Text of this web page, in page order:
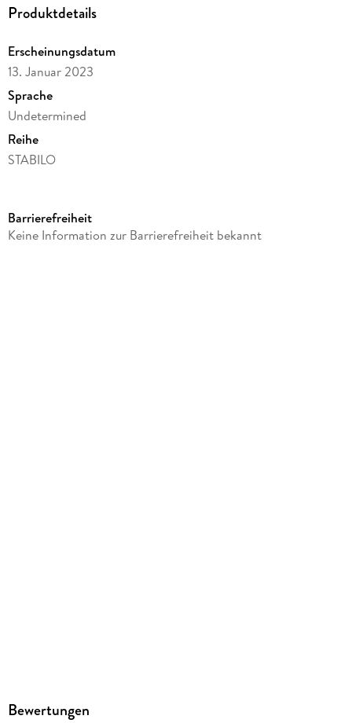
Produktdetails
Erscheinungsdatum
13. Januar 2023
Sprache
Undetermined
Reihe
STABILO
Produktart
Barrierefreiheit
Keine Information zur Barrierefreiheit bekannt
Bewertungen